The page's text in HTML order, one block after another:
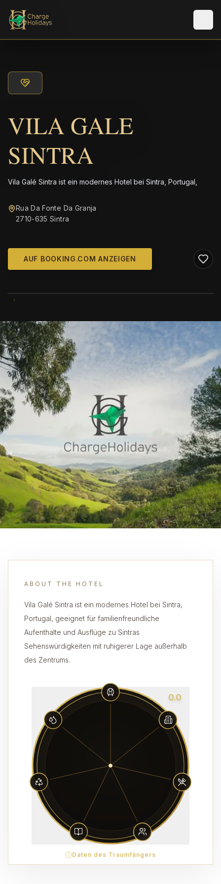
VILA GALE
SINTRA
Vila Galé Sintra ist ein modernes Hotel bei Sintra, Portugal,
Rua Da Fonte Da Granja
2710-635 Sintra
AUF BOOKING.COM ANZEIGEN
ABOUT THE HOTEL
Vila Galé Sintra ist ein modernes Hotel bei Sintra,
Portugal, geeignet für familienfreundliche
Aufenthalte und Ausflüge zu Sintras
Sehenswürdigkeiten mit ruhigerer Lage außerhalb
des Zentrums.
0.0
Daten des Traumfängers